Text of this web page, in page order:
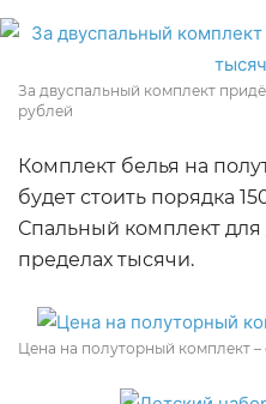
За двуспальный комплект
рублей
Комплект белья на
будет стоить порядка
Спальный комплект
пределах тысячи.
Цена на полуторный комплект –